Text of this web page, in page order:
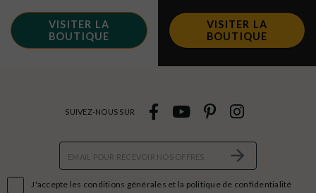
VISITER LA
BOUTIQUE
VISITER LA
BOUTIQUE
J'accepte les conditions générales et la politique de confidentialité
SUIVEZ-NOUS SUR